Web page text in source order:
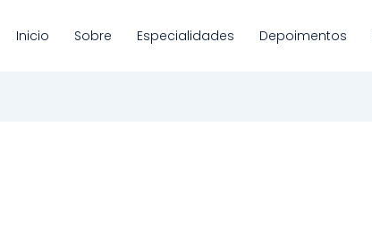
Inicio Sobre Especialidades Depoimentos